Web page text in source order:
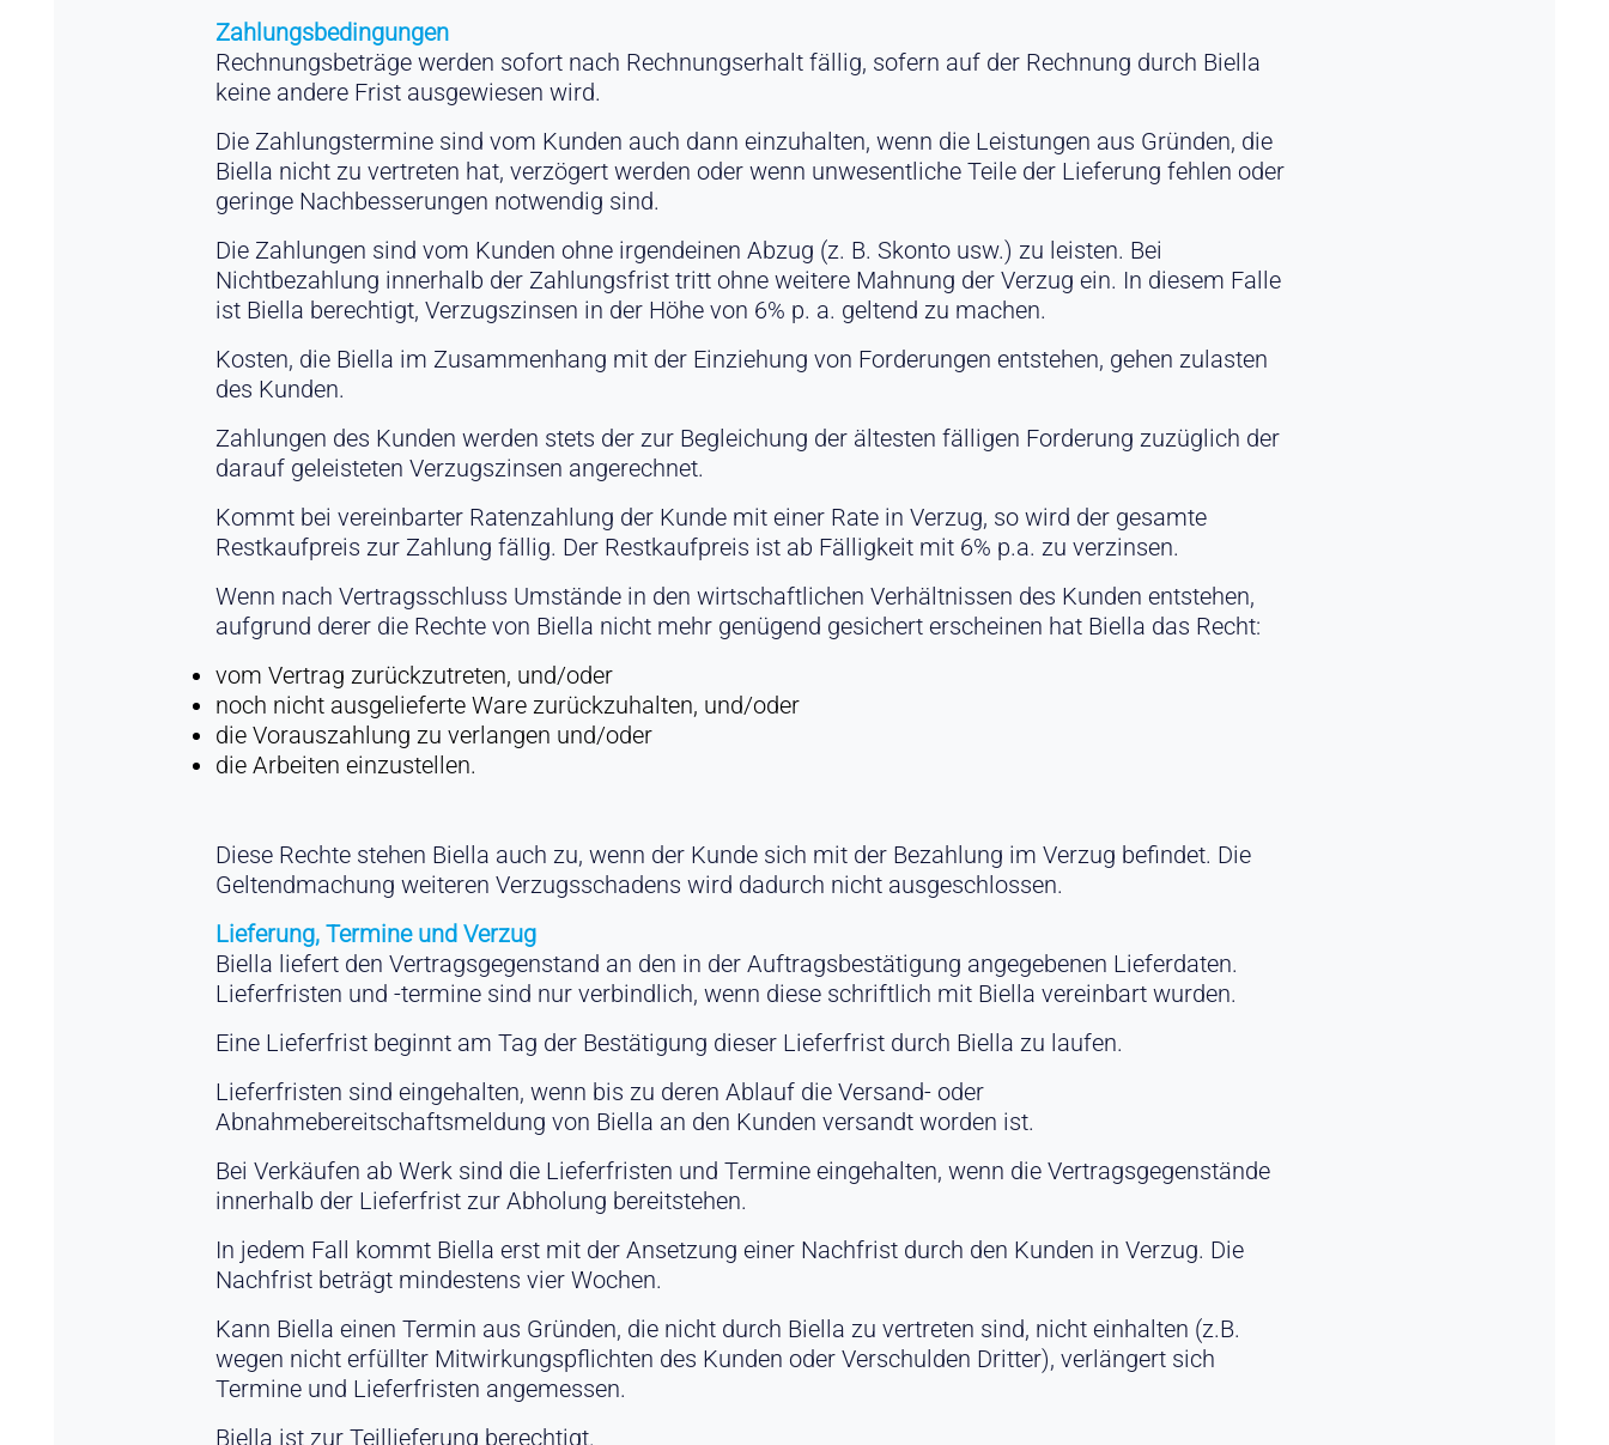
Zahlungsbedingungen
Rechnungsbeträge werden sofort nach Rechnungserhalt fällig, sofern auf der Rechnung durch Biella
keine andere Frist ausgewiesen wird.
Die Zahlungstermine sind vom Kunden auch dann einzuhalten, wenn die Leistungen aus Gründen, die
Biella nicht zu vertreten hat, verzögert werden oder wenn unwesentliche Teile der Lieferung fehlen oder
geringe Nachbesserungen notwendig sind.
Die Zahlungen sind vom Kunden ohne irgendeinen Abzug (z. B. Skonto usw.) zu leisten. Bei
Nichtbezahlung innerhalb der Zahlungsfrist tritt ohne weitere Mahnung der Verzug ein. In diesem Falle
ist Biella berechtigt, Verzugszinsen in der Höhe von 6% p. a. geltend zu machen.
Kosten, die Biella im Zusammenhang mit der Einziehung von Forderungen entstehen, gehen zulasten
des Kunden.
Zahlungen des Kunden werden stets der zur Begleichung der ältesten fälligen Forderung zuzüglich der
darauf geleisteten Verzugszinsen angerechnet.
Kommt bei vereinbarter Ratenzahlung der Kunde mit einer Rate in Verzug, so wird der gesamte
Restkaufpreis zur Zahlung fällig. Der Restkaufpreis ist ab Fälligkeit mit 6% p.a. zu verzinsen.
Wenn nach Vertragsschluss Umstände in den wirtschaftlichen Verhältnissen des Kunden entstehen,
aufgrund derer die Rechte von Biella nicht mehr genügend gesichert erscheinen hat Biella das Recht:
vom Vertrag zurückzutreten, und/oder
noch nicht ausgelieferte Ware zurückzuhalten, und/oder
die Vorauszahlung zu verlangen und/oder
die Arbeiten einzustellen.
Diese Rechte stehen Biella auch zu, wenn der Kunde sich mit der Bezahlung im Verzug befindet. Die
Geltendmachung weiteren Verzugsschadens wird dadurch nicht ausgeschlossen.
Lieferung, Termine und Verzug
Biella liefert den Vertragsgegenstand an den in der Auftragsbestätigung angegebenen Lieferdaten.
Lieferfristen und -termine sind nur verbindlich, wenn diese schriftlich mit Biella vereinbart wurden.
Eine Lieferfrist beginnt am Tag der Bestätigung dieser Lieferfrist durch Biella zu laufen.
Lieferfristen sind eingehalten, wenn bis zu deren Ablauf die Versand- oder
Abnahmebereitschaftsmeldung von Biella an den Kunden versandt worden ist.
Bei Verkäufen ab Werk sind die Lieferfristen und Termine eingehalten, wenn die Vertragsgegenstände
innerhalb der Lieferfrist zur Abholung bereitstehen.
In jedem Fall kommt Biella erst mit der Ansetzung einer Nachfrist durch den Kunden in Verzug. Die
Nachfrist beträgt mindestens vier Wochen.
Kann Biella einen Termin aus Gründen, die nicht durch Biella zu vertreten sind, nicht einhalten (z.B.
wegen nicht erfüllter Mitwirkungspflichten des Kunden oder Verschulden Dritter), verlängert sich
Termine und Lieferfristen angemessen.
Biella ist zur Teillieferung berechtigt.